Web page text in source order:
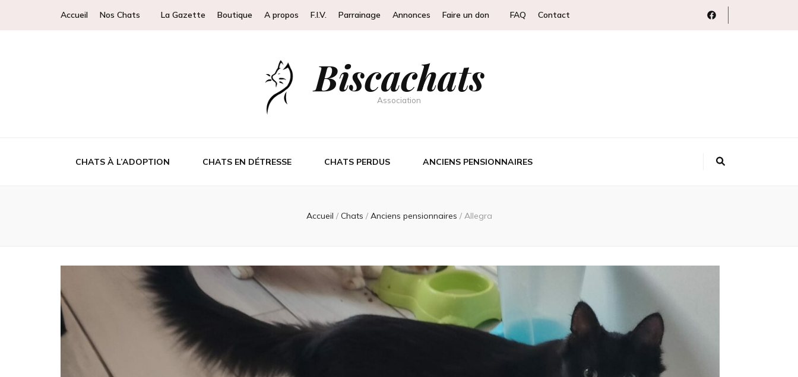
Accueil Nos Chats La Gazette Boutique A propos F.I.V. Parrainage Annonces Faire un don FAQ Contact
Biscachats
Association
CHATS À L’ADOPTION CHATS EN DÉTRESSE CHATS PERDUS ANCIENS PENSIONNAIRES
Accueil / Chats / Anciens pensionnaires / Allegra